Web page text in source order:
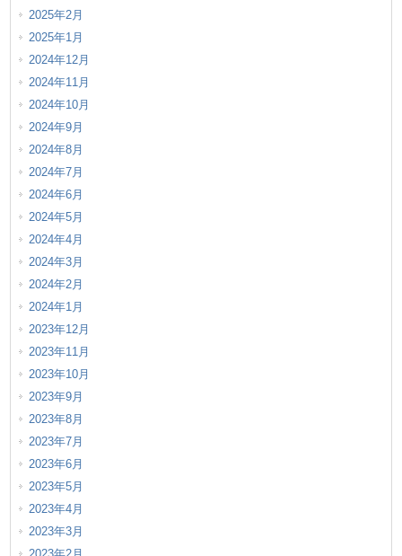
2025年2月
2025年1月
2024年12月
2024年11月
2024年10月
2024年9月
2024年8月
2024年7月
2024年6月
2024年5月
2024年4月
2024年3月
2024年2月
2024年1月
2023年12月
2023年11月
2023年10月
2023年9月
2023年8月
2023年7月
2023年6月
2023年5月
2023年4月
2023年3月